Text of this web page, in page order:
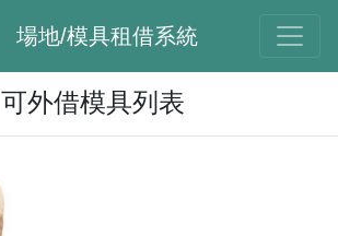
場地/模具租借系統
可外借模具列表